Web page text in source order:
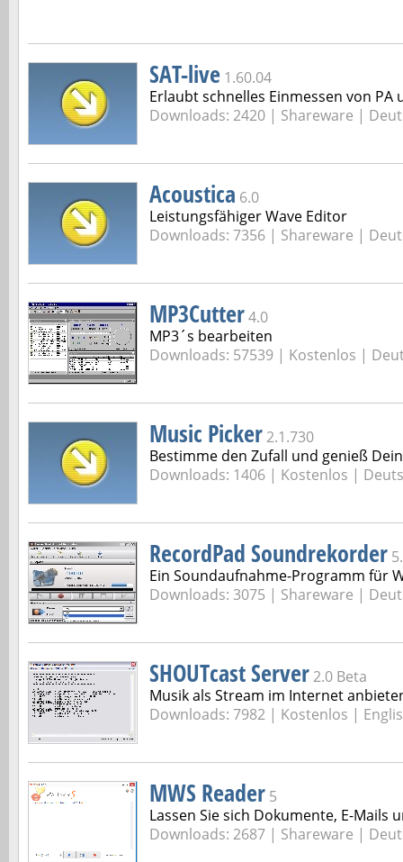
SAT-live 1.60.04
Erlaubt schnelles Einmessen von
Downloads: 2420 | Shareware |
Acoustica 6.0
Leistungsfähiger Wave Editor
Downloads: 7356 | Shareware |
MP3Cutter4.0
MP3´s bearbeiten
Downloads: 57539 | Kostenlos |
Music Picker 2.1.730
Bestimme den Zufall und genieß
Downloads: 1406 | Kostenlos |
RecordPad Soundrekorder
Ein Soundaufnahme-Programm für
Downloads: 3075 | Shareware |
SHOUTcast Server 2.0 Beta
Musik als Stream im Internet
Downloads: 7982 | Kostenlos |
MWS Reader 5
Lassen Sie sich Dokumente, E-Mails
Downloads: 2687 | Shareware |